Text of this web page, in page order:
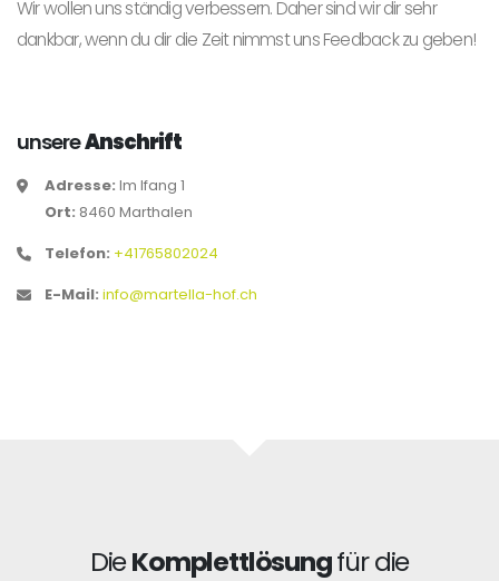
Wir wollen uns ständig verbessern. Daher sind wir dir sehr
dankbar, wenn du dir die Zeit nimmst uns Feedback zu geben!
unsereAnschrift
Adresse: Im Ifang 1
Ort: 8460 Marthalen
Telefon: +41765802024
E-Mail: info@martella-hof.ch
DieKomplettlösungfür die